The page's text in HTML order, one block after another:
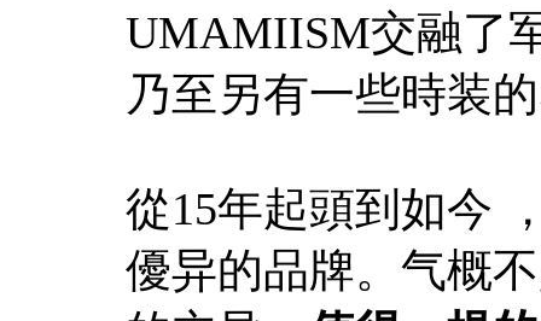
UMAMIISM交融了
乃至另有一些時装
從15年起頭到如今
優异的品牌。气概